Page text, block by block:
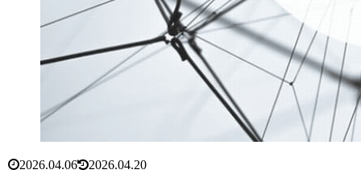
2026.04.06 2026.04.20